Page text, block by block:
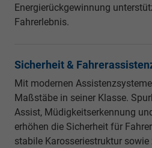
Energierückgewinnung
Fahrerlebnis.
Sicherheit &
Mit modernen
Maßstäbe in seiner Klasse.
Assist, Müdigkeitserkennung
erhöhen die Sicherheit für
stabile Karosseriestruktur